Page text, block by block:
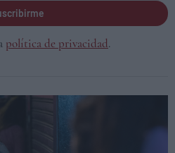
política de privacidad.